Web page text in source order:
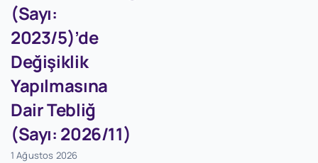
(Sayı:
2023/5)’de
Değişiklik
Yapılmasına
Dair Tebliğ
(Sayı: 2026/11)
1 Ağustos 2026